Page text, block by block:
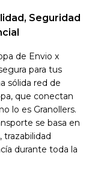
Seguridad
de Envio x
para tus
sólida red de
que conectan
lo es Granollers.
se basa en
trazabilidad
durante toda la